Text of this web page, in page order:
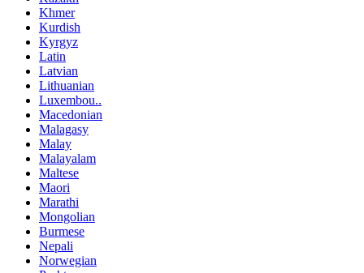
Khmer
Kurdish
Kyrgyz
Latin
Latvian
Lithuanian
Luxembou..
Macedonian
Malagasy
Malay
Malayalam
Maltese
Maori
Marathi
Mongolian
Burmese
Nepali
Norwegian